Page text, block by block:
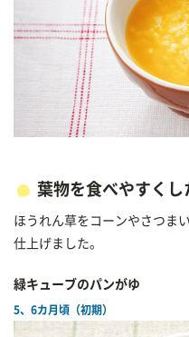
葉物を食べやすくし
ほうれん草をコーンやさつま
仕上げました。
緑キューブのパンがゆ
5、6カ月頃（初期）